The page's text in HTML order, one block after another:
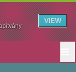
VIEW